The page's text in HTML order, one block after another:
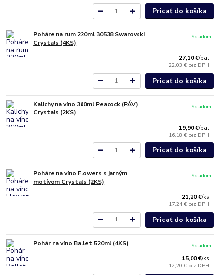
Pridať do košíka
Poháre na rum 220ml 30538 Swarovski
Crystals (4KS)
27,10 €/bal
22,03 € bez DPH
Skladom
Pridať do košíka
Kalichy na víno 360ml Peacock (PÁV)
Crystals (2KS)
19,90 €/bal
16,18 € bez DPH
Skladom
Pridať do košíka
Poháre na víno Flowers s jarným
motívom Crystals (2KS)
21,20 €/ks
17,24 € bez DPH
Skladom
Pridať do košíka
Pohár na víno Ballet 520ml (4KS)
15,00 €/ks
12,20 € bez DPH
Skladom